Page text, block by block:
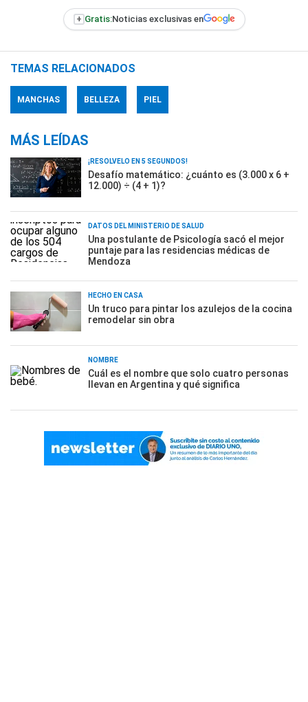
+ Gratis:Noticias exclusivas en
TEMAS RELACIONADOS
MANCHAS BELLEZA PIEL
MÁS LEÍDAS
¡RESOLVELO EN 5 SEGUNDOS!
Desafío matemático: ¿cuánto es (3.000 x 6 +
12.000) ÷ (4 + 1)?
DATOS DEL MINISTERIO DE SALUD
Una postulante de Psicología sacó el mejor
puntaje para las residencias médicas de
Mendoza
HECHO EN CASA
Un truco para pintar los azulejos de la cocina
remodelar sin obra
NOMBRE
Cuál es el nombre que solo cuatro personas
llevan en Argentina y qué significa